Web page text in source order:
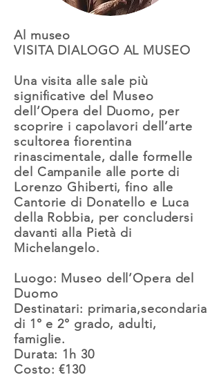
Al museo
VISITA DIALOGO AL MUSEO
Una visita alle sale più
significative del Museo
dell’Opera del Duomo, per
scoprire i capolavori dell’arte
scultorea fiorentina
rinascimentale, dalle formelle
del Campanile alle porte di
Lorenzo Ghiberti, fino alle
Cantorie di Donatello e Luca
della Robbia, per concludersi
davanti alla Pietà di
Michelangelo.
Luogo: Museo dell’Opera del
Duomo
Destinatari: primaria,secondaria
di 1° e 2° grado, adulti,
famiglie.
Durata: 1h 30
Costo: €130